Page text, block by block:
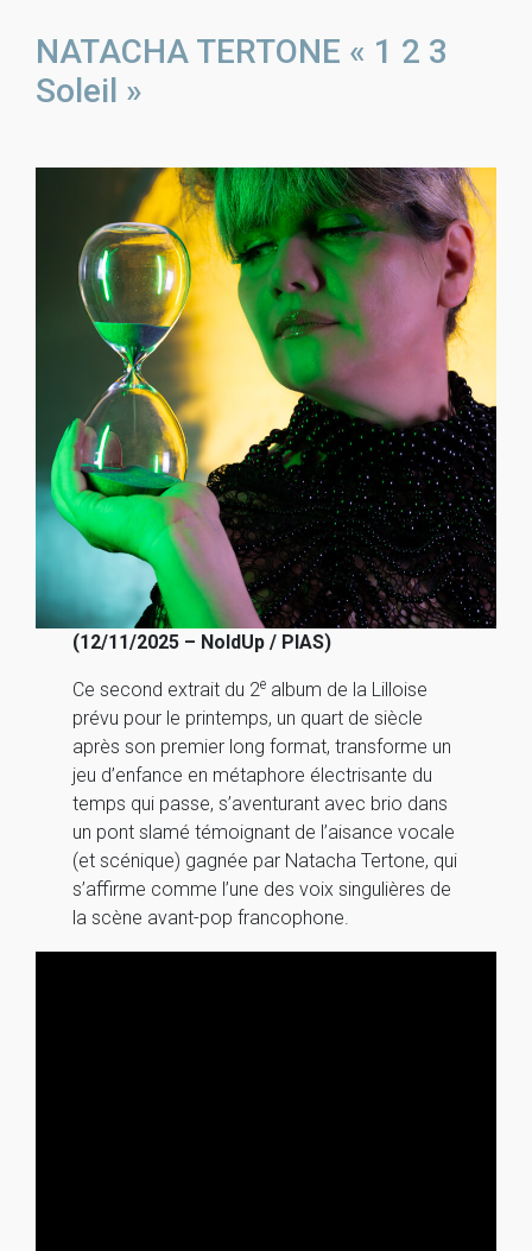
NATACHA TERTONE « 1 2 3
Soleil »
(12/11/2025 – NoldUp / PIAS)
Ce second extrait du 2e album de la Lilloise
prévu pour le printemps, un quart de siècle
après son premier long format, transforme un
jeu d’enfance en métaphore électrisante du
temps qui passe, s’aventurant avec brio dans
un pont slamé témoignant de l’aisance vocale
(et scénique) gagnée par Natacha Tertone, qui
s’affirme comme l’une des voix singulières de
la scène avant-pop francophone.